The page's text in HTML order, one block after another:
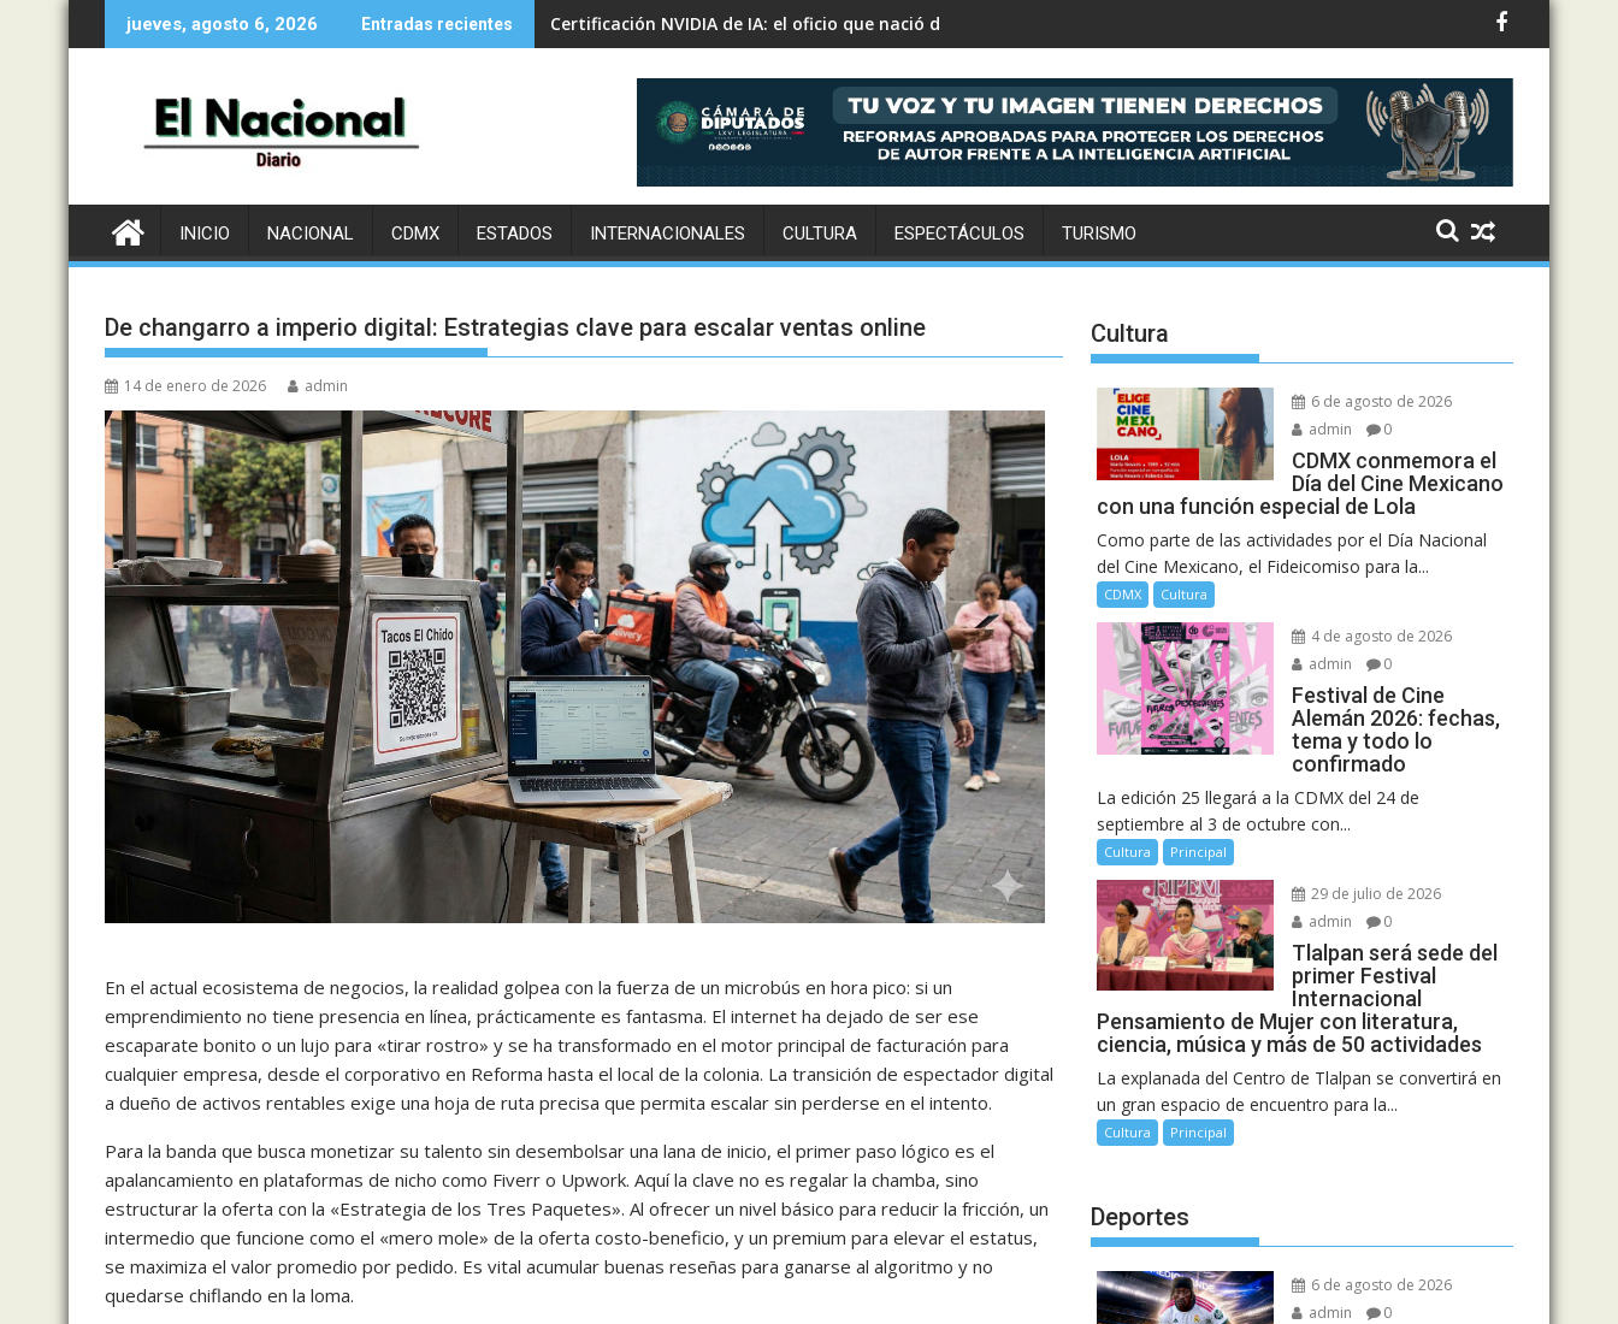
al
jueves, agosto 6, 2026 Entradas recientes Tu próxima aventura todoterreno te espera en San Felipe
INICIO NACIONAL CDMX ESTADOS INTERNACIONALES CULTURA ESPECTÁCULOS TURISMO
De changarro a imperio digital: Estrategias clave para escalar ventas online
14 de enero de 2026 admin
En el actual ecosistema de negocios, la realidad golpea con la fuerza de un microbús en hora pico: si un
emprendimiento no tiene presencia en línea, prácticamente es fantasma. El internet ha dejado de ser ese
escaparate bonito o un lujo para «tirar rostro» y se ha transformado en el motor principal de facturación para
cualquier empresa, desde el corporativo en Reforma hasta el local de la colonia. La transición de espectador digital
a dueño de activos rentables exige una hoja de ruta precisa que permita escalar sin perderse en el intento.
Para la banda que busca monetizar su talento sin desembolsar una lana de inicio, el primer paso lógico es el
apalancamiento en plataformas de nicho como Fiverr o Upwork. Aquí la clave no es regalar la chamba, sino
estructurar la oferta con la «Estrategia de los Tres Paquetes». Al ofrecer un nivel básico para reducir la fricción, un
intermedio que funcione como el «mero mole» de la oferta costo-beneficio, y un premium para elevar el estatus,
se maximiza el valor promedio por pedido. Es vital acumular buenas reseñas para ganarse al algoritmo y no
quedarse chiflando en la loma.
Cultura
6 de agosto de 2026
admin
0
CDMX conmemora el
Día del Cine Mexicano
con una función especial de Lola
Como parte de las actividades por el Día Nacional
del Cine Mexicano, el Fideicomiso para la...
CDMX Cultura
4 de agosto de 2026
admin
0
Festival de Cine
Alemán 2026: fechas,
tema y todo lo
confirmado
La edición 25 llegará a la CDMX del 24 de
septiembre al 3 de octubre con...
Cultura Principal
29 de julio de 2026
admin
0
Tlalpan será sede del
primer Festival
Internacional
Pensamiento de Mujer con literatura,
ciencia, música y más de 50 actividades
La explanada del Centro de Tlalpan se convertirá en
un gran espacio de encuentro para la...
Cultura Principal
Deportes
6 de agosto de 2026
admin
0